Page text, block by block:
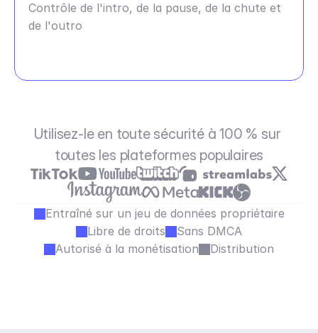
Contrôle de l'intro, de la pause, de la chute et
de l'outro
Utilisez-le en toute sécurité à 100 % sur
toutes les plateformes populaires
Entraîné sur un jeu de données propriétaire
Libre de droits
Sans DMCA
Autorisé à la monétisation
Distribution